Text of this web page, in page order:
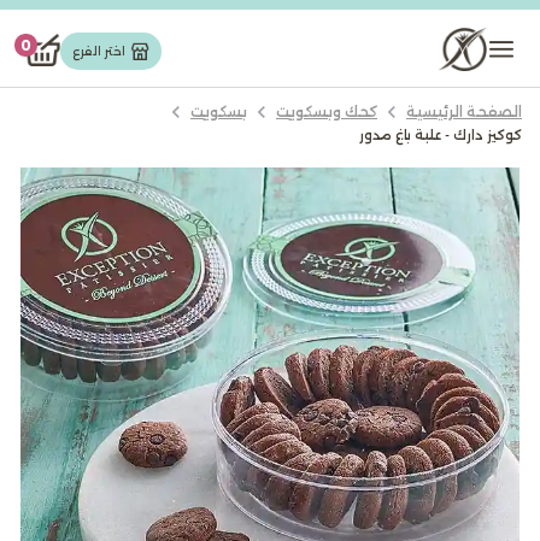
اختر الفرع 0 تورت وجاتوه
مخبوزات
حلويات شرقیة
شوكولاته
كيك
ايس كريم
الصفحة الرئيسية كحك وبسكويت بسكويت
كوكيز دارك - علبة باغ مدور